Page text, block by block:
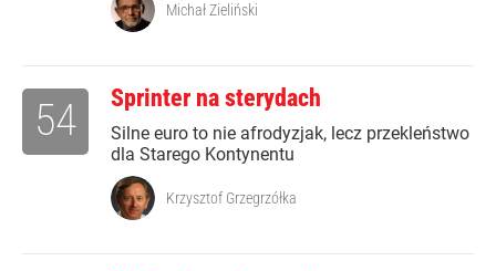
Michał Zieliński
Sprinter na sterydach
Silne euro to nie afrodyzjak, lecz przekleństwo
dla Starego Kontynentu
54
Krzysztof Grzegrzółka